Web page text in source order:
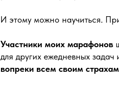
И этому можно научиться.
Участники моих марафонов
для других ежедневных
вопреки всем своим страхам